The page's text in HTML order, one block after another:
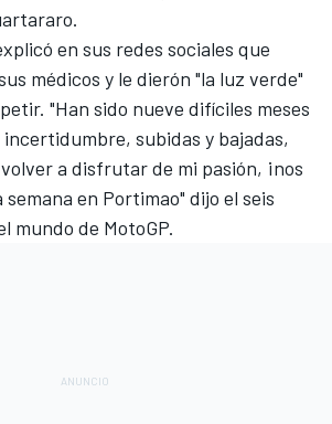
en sus redes sociales que
médicos y le dierón "la luz verde"
"Han sido nueve difíciles meses
subidas y bajadas,
a disfrutar de mi pasión, ¡nos
en Portimao" dijo el seis
mundo de MotoGP.